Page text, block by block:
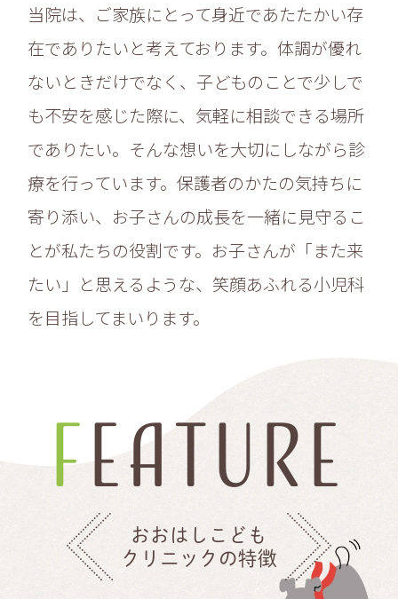
当院は、ご家族にとって身近であたたかい存
在でありたいと考えております。体調が優れ
ないときだけでなく、子どものことで少しで
も不安を感じた際に、気軽に相談できる場所
でありたい。そんな想いを大切にしながら診
療を行っています。保護者のかたの気持ちに
寄り添い、お子さんの成長を一緒に見守るこ
とが私たちの役割です。お子さんが「また来
たい」と思えるような、笑顔あふれる小児科
を目指してまいります。
FEATURE
おおはしこども
クリニックの特徴